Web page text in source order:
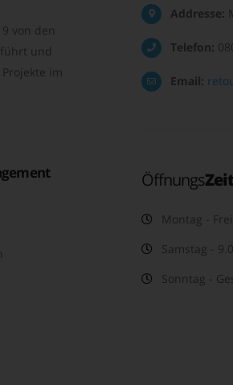
von den
und
im
Addresse:
Telefon:
Email:
Öffnungs
Montag -
Samstag -
Sonntag -